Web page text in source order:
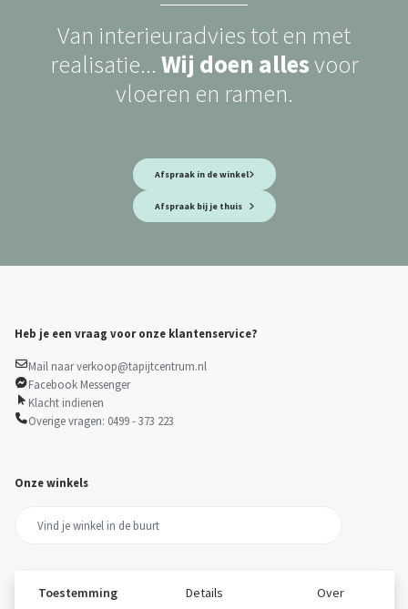
Van interieuradvies tot en met
realisatie... Wij doen allesvoor
vloeren en ramen.
Afspraak in de winkel
Afspraak bij je thuis
Heb je een vraag voor onze klantenservice?
Mail naar verkoop@tapijtcentrum.nl
Facebook Messenger
Klacht indienen
Overige vragen: 0499 - 373 223
Onze winkels
Toestemming Details Over